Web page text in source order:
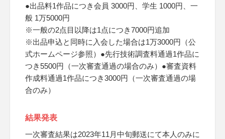
●出品料1作品につき会員 3000円、学生 1000円、一
般 1万5000円
※一般の2点目以降は1点につき7000円追加
※出品申込と同時に入会した場合は1万3000円（公
式ホームページ参照）●先行技術調査料通過1作品に
つき5500円（一次審査通過の場合のみ）●審査資料
作成料通過1作品につき3000円（一次審査通過の場
合のみ）
結果発表
一次審査結果は2023年11月中旬郵送にて本人のみに